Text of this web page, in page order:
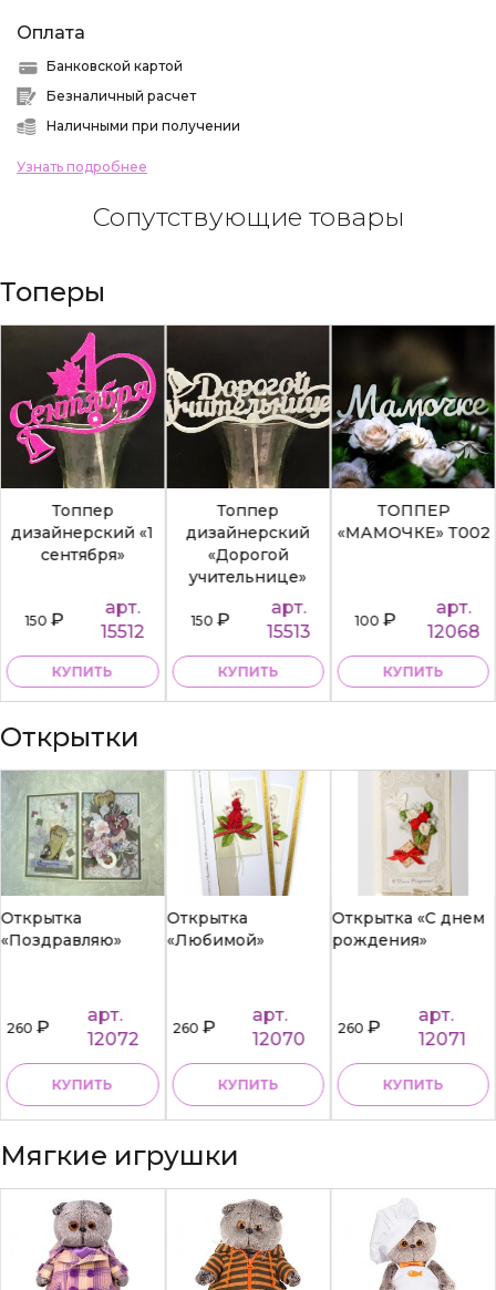
Оплата
Банковской картой
Безналичный расчет
Наличными при получении
Узнать подробнее
Сопутствующие товары
Топеры
Топпер
дизайнерский «1
сентября»
150₽
арт.
15512
КУПИТЬ
Топпер
дизайнерский
«Дорогой
учительнице»
150₽
арт.
15513
КУПИТЬ
ТОППЕР
«МАМОЧКЕ» Т002
100₽
арт.
12068
КУПИТЬ
Открытки
Открытка
«Поздравляю»
260₽
арт.
12072
КУПИТЬ
Открытка
«Любимой»
260₽
арт.
12070
КУПИТЬ
Открытка «С днем
рождения»
260₽
арт.
12071
КУПИТЬ
Мягкие игрушки